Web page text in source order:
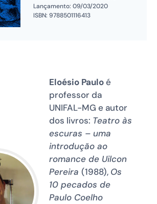
Lançamento: 09/03/2020
ISBN: 9788501116413
Eloésio Paulo é
professor da
UNIFAL-MG e autor
dos livros: Teatro às
escuras – uma
introdução ao
romance de Uilcon
Pereira (1988), Os
10 pecados de
Paulo Coelho